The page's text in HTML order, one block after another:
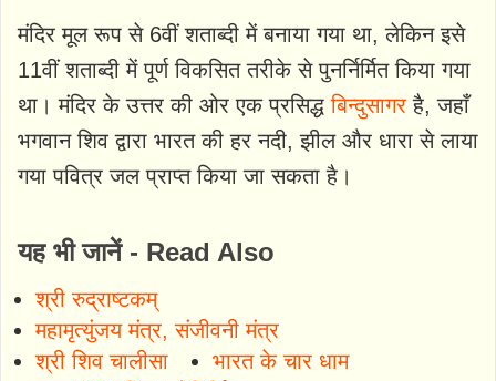
मंदिर मूल रूप से 6वीं शताब्दी में बनाया गया था, लेकिन इसे
11वीं शताब्दी में पूर्ण विकसित तरीके से पुनर्निर्मित किया गया
था। मंदिर के उत्तर की ओर एक प्रसिद्धबिन्दुसागर है, जहाँ
भगवान शिव द्वारा भारत की हर नदी, झील और धारा से लाया
गया पवित्र जल प्राप्त किया जा सकता है।
यह भी जानें - Read Also
श्री रुद्राष्टकम्
महामृत्युंजय मंत्र, संजीवनी मंत्र
श्री शिव चालीसा
भारत के चार धाम